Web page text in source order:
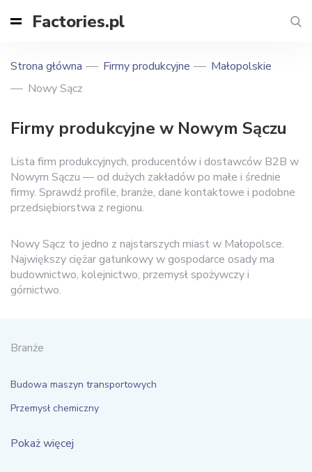
Factories.pl
Strona główna Firmy produkcyjne
Małopolskie
Nowy Sącz
Firmy produkcyjne w Nowym Sączu
Lista firm produkcyjnych, producentów i dostawców B2B w
Nowym Sączu — od dużych zakładów po małe i średnie
firmy. Sprawdź profile, branże, dane kontaktowe i podobne
przedsiębiorstwa z regionu.
Nowy Sącz to jedno z najstarszych miast w Małopolsce.
Największy ciężar gatunkowy w gospodarce osady ma
budownictwo, kolejnictwo, przemysł spożywczy i
górnictwo.
Branże
Budowa maszyn transportowych
Przemysł chemiczny
Pokaż więcej